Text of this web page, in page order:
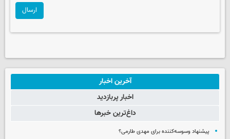
ارسال
آخرین اخبار
اخبار پربازدید
داغ‌ترین خبرها
پیشنهاد وسوسه‌کننده برای مهدی طارمی؟